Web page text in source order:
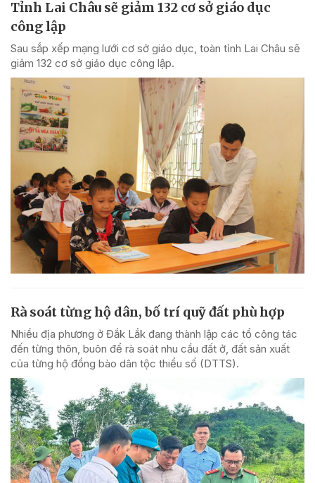
Tỉnh Lai Châu sẽ giảm 132 cơ sở giáo dục
công lập
Sau sắp xếp mạng lưới cơ sở giáo dục, toàn tỉnh Lai Châu sẽ
giảm 132 cơ sở giáo dục công lập.
Rà soát từng hộ dân, bố trí quỹ đất phù hợp
Nhiều địa phương ở Đắk Lắk đang thành lập các tổ công tác
đến từng thôn, buôn để rà soát nhu cầu đất ở, đất sản xuất
của từng hộ đồng bào dân tộc thiểu số (DTTS).